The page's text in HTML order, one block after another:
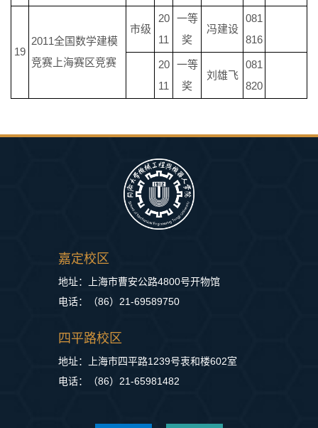
19
2011全国数学建模
竞赛上海赛区竞赛
市级
20
11
一等
奖
冯建设
081
816
20
11
一等
奖
刘雄飞
081
820
嘉定校区
地址：上海市曹安公路4800号开物馆
电话：（86）21-69589750
四平路校区
地址：上海市四平路1239号衷和楼602室
电话：（86）21-65981482